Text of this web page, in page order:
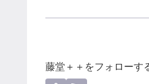
藤堂＋＋をフォローす